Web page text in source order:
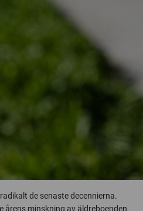
de senaste decennierna.
årens minskning av äldreboenden,